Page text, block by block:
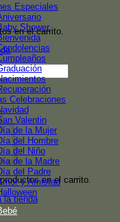
en el carrito.
en el carrito.
la tienda
Especiales
Shower
Celebraciones
Valentin
de la Mujer
del Hombre
del Niño
de la Madre
del Padre
y Amistad